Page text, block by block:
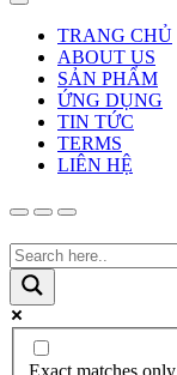
TRANG CHỦ
ABOUT US
SẢN PHẨM
ỨNG DỤNG
TIN TỨC
TERMS
LIÊN HỆ
Exact matches only